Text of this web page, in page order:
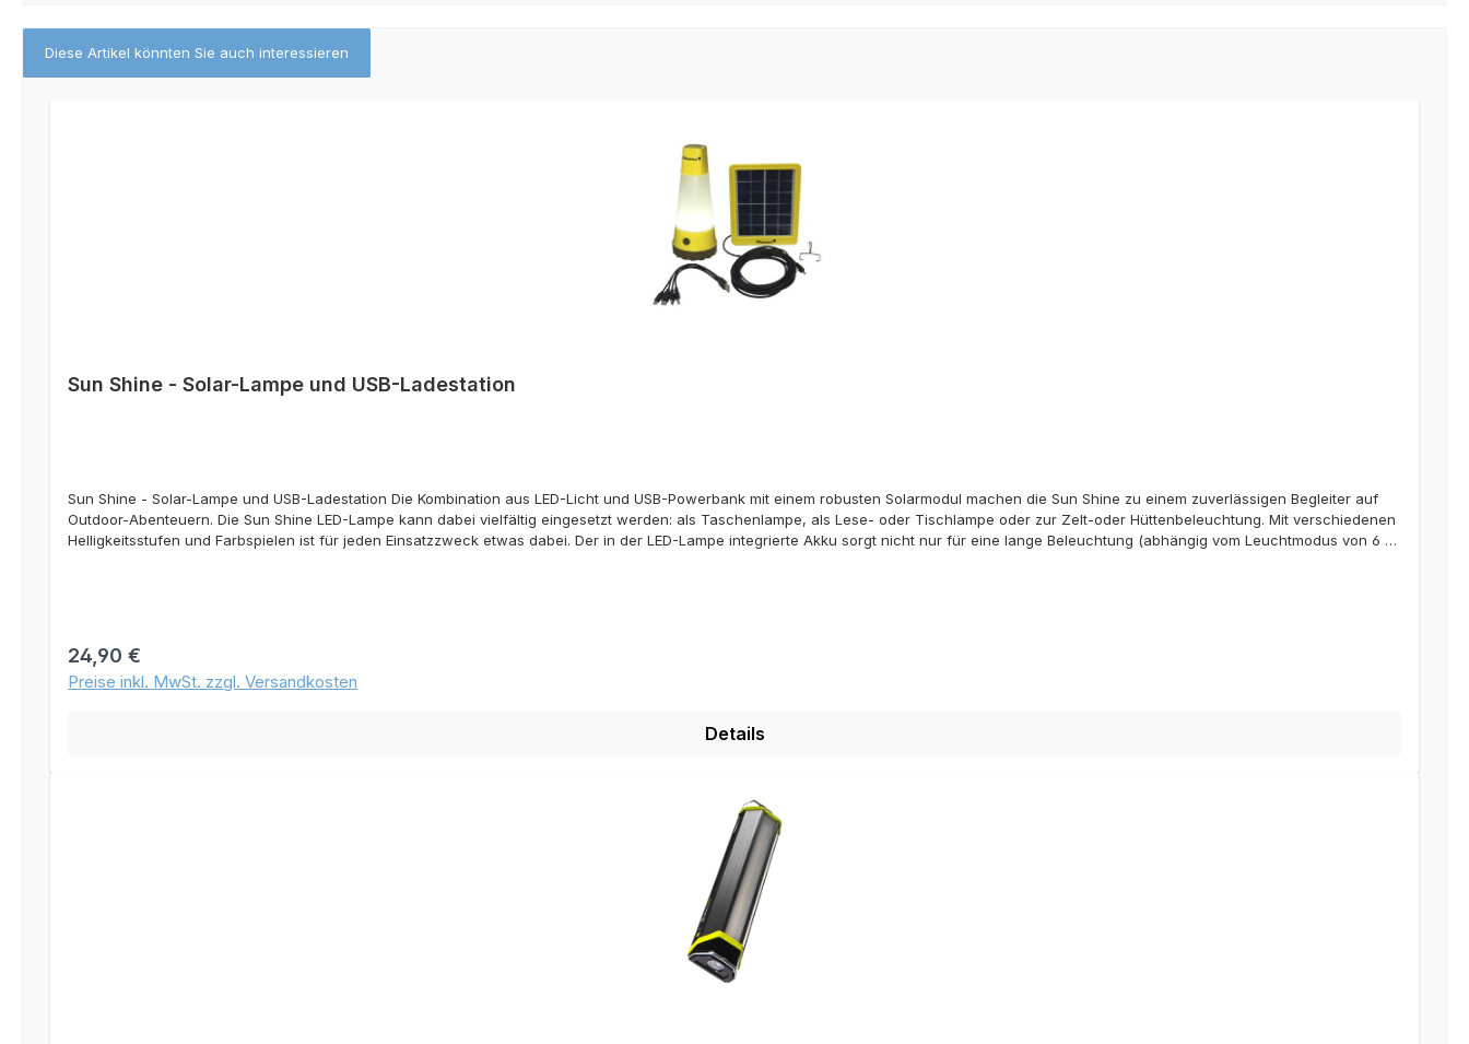
Diese Artikel könnten Sie auch interessieren
Sun Shine - Solar-Lampe und USB-Ladestation
Sun Shine - Solar-Lampe und USB-Ladestation Die Kombination aus LED-Licht und USB-Powerbank mit einem robusten Solarmodul machen die Sun Shine zu einem zuverlässigen Begleiter auf
Outdoor-Abenteuern. Die Sun Shine LED-Lampe kann dabei vielfältig eingesetzt werden: als Taschenlampe, als Lese- oder Tischlampe oder zur Zelt-oder Hüttenbeleuchtung. Mit verschiedenen
Helligkeitsstufen und Farbspielen ist für jeden Einsatzzweck etwas dabei. Der in der LED-Lampe integrierte Akku sorgt nicht nur für eine lange Beleuchtung (abhängig vom Leuchtmodus von 6 h
Regulärer Preis:
24,90 €
Preise inkl. MwSt. zzgl. Versandkosten
Details